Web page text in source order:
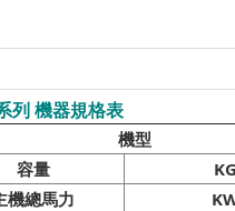
列 機器規格表
機型
容量
KG
機總馬力